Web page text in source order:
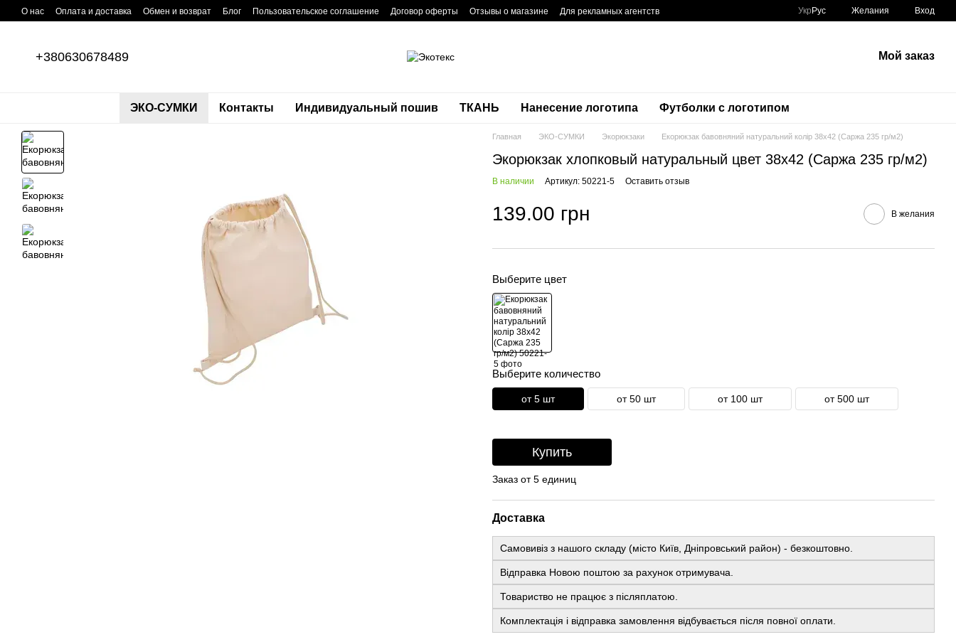
Перейти к основному контенту
О нас Оплата и доставка Обмен и возврат Блог Пользовательское соглашение Договор оферты Отзывы о магазине Для рекламных агентств Укр Рус Желания Вход
+380630678489 Мой заказ
ЭКО-СУМКИ Контакты Индивидуальный пошив ТКАНЬ Нанесение логотипа Футболки с логотипом
Главная ЭКО-СУМКИ Экорюкзаки Екорюкзак бавовняний натуральний колір 38х42 (Саржа 235 гр/м2)
Экорюкзак хлопковый натуральный цвет 38х42 (Саржа 235 гр/м2)
В наличии Артикул: 50221-5 Оставить отзыв
139.00 грн В желания
Выберите цвет
Выберите количество
от 5 шт от 50 шт от 100 шт от 500 шт
Купить
Заказ от 5 единиц
Доставка
Самовивіз з нашого складу (місто Київ, Дніпровський район) - безкоштовно.
Відправка Новою поштою за рахунок отримувача.
Товариство не працює з післяплатою.
Комплектація і відправка замовлення відбувається після повної оплати.